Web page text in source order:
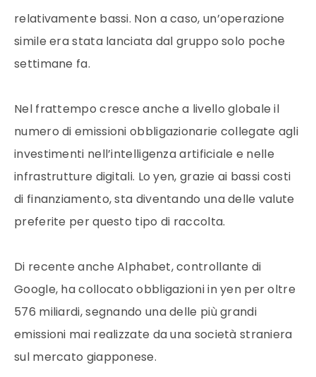
relativamente bassi. Non a caso, un’operazione
simile era stata lanciata dal gruppo solo poche
settimane fa.
Nel frattempo cresce anche a livello globale il
numero di emissioni obbligazionarie collegate agli
investimenti nell’intelligenza artificiale e nelle
infrastrutture digitali. Lo yen, grazie ai bassi costi
di finanziamento, sta diventando una delle valute
preferite per questo tipo di raccolta.
Di recente anche Alphabet, controllante di
Google, ha collocato obbligazioni in yen per oltre
576 miliardi, segnando una delle più grandi
emissioni mai realizzate da una società straniera
sul mercato giapponese.